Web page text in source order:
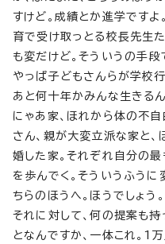
すけど。成績とか進学ですよ
育で受け取っとる校長先生
も変だけど。そういうの手段
やっぱ子どもさんらが学校
あと何十年かみんな生きるん
にゃあ家、ほれから体の不
さん、親が大変立派な家と、
婚した家。それぞれ自分の
を歩んでく。そういうふう
ちらのほうへ。ほうでしょう。
それに対して、何の提案も持
となんですか、一体これ。1